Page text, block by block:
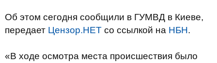
Об этом сегодня сообщили в ГУМВД в Киеве,
передает Цензор.НЕТ со ссылкой на НБН.
«В ходе осмотра места происшествия было